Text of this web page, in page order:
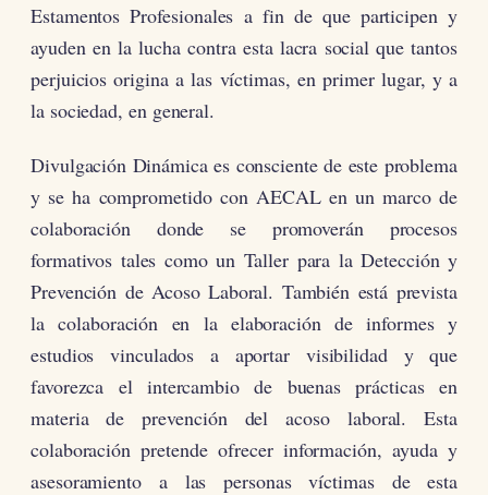
Estamentos Profesionales a fin de que participen y
ayuden en la lucha contra esta lacra social que tantos
perjuicios origina a las víctimas, en primer lugar, y a
la sociedad, en general.
Divulgación Dinámica es consciente de este problema
y se ha comprometido con AECAL en un marco de
colaboración donde se promoverán procesos
formativos tales como un Taller para la Detección y
Prevención de Acoso Laboral. También está prevista
la colaboración en la elaboración de informes y
estudios vinculados a aportar visibilidad y que
favorezca el intercambio de buenas prácticas en
materia de prevención del acoso laboral. Esta
colaboración pretende ofrecer información, ayuda y
asesoramiento a las personas víctimas de esta